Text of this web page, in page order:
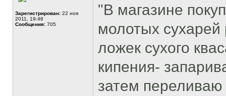
Зарегистрирован: 22 ноя
2011, 19:46
Сообщения: 705
"В магазине
молотых сухарей
ложек сухого
кипения-
затем переливаю